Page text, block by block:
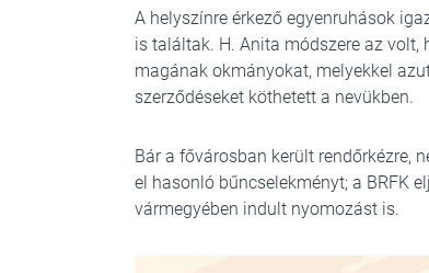
A helyszínre érkező egyenruhások
is találtak. H. Anita módszere az
magának okmányokat, melyekkel
szerződéseket köthetett a nevükben.
Bár a fővárosban került rendőrkézre,
el hasonló bűncselekményt; a BRFK
vármegyében indult nyomozást is.